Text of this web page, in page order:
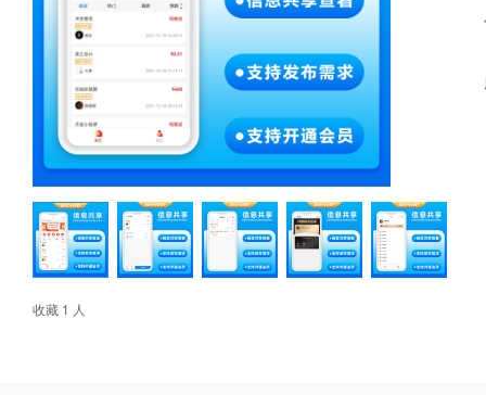
收藏 1 人